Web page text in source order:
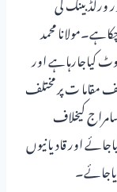
محمد
کیاجارہاہے اور
مقاما ت پر مختلف
کیخلاف
اور قادیانیوں